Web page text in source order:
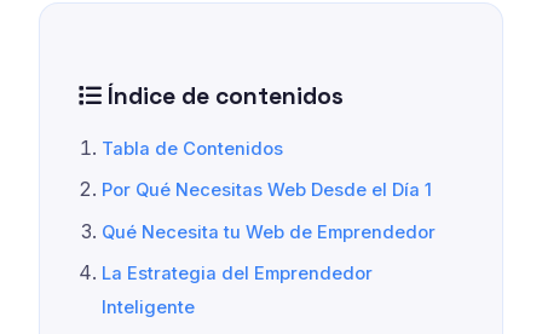
Índice de contenidos
Tabla de Contenidos
Por Qué Necesitas Web Desde el Día 1
Qué Necesita tu Web de Emprendedor
La Estrategia del Emprendedor
Inteligente